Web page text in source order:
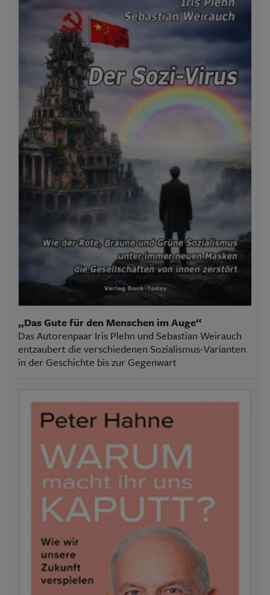
„Das Gute für den Menschen im Auge“
Das Autorenpaar Iris Plehn und Sebastian Weirauch
entzaubert die verschiedenen Sozialismus-Varianten
in der Geschichte bis zur Gegenwart